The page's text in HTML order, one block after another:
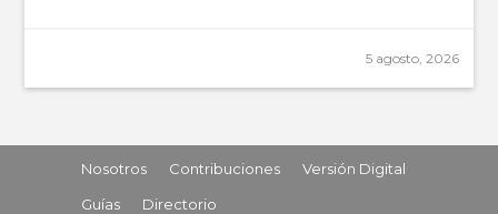
5 agosto, 2026
Nosotros Contribuciones
Versión Digital
Guías
Directorio